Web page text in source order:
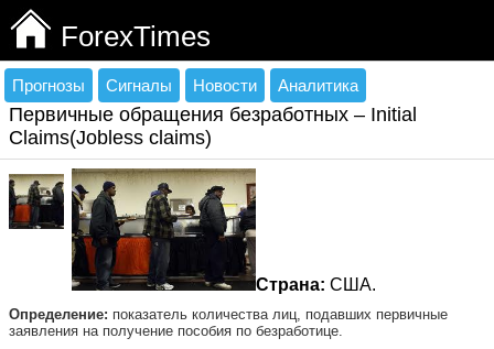
ForexTimes
Прогнозы Сигналы Новости Аналитика
Первичные обращения безработных – Initial
Claims(Jobless claims)
Страна: США.
Определение: показатель количества лиц, подавших первичные
заявления на получение пособия по безработице.